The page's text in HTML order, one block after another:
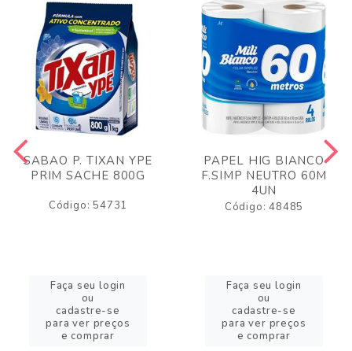
SABAO P. TIXAN YPE
PRIM SACHE 800G
Código: 54731
Faça seu login
ou
cadastre-se
para ver preços
e comprar
PAPEL HIG BIANCO
F.SIMP NEUTRO 60M
4UN
Código: 48485
Faça seu login
ou
cadastre-se
para ver preços
e comprar